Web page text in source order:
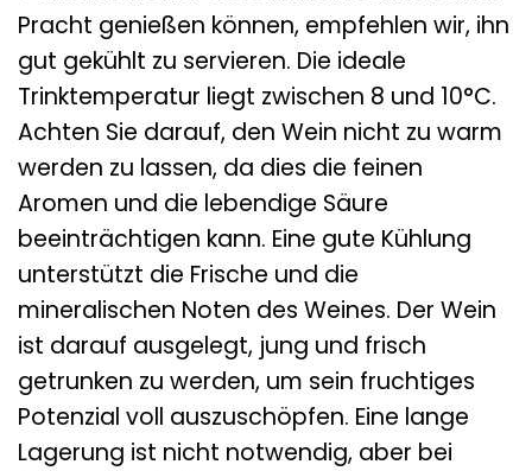
Pracht genießen können, empfehlen wir, ihn
gut gekühlt zu servieren. Die ideale
Trinktemperatur liegt zwischen 8 und 10°C.
Achten Sie darauf, den Wein nicht zu warm
werden zu lassen, da dies die feinen
Aromen und die lebendige Säure
beeinträchtigen kann. Eine gute Kühlung
unterstützt die Frische und die
mineralischen Noten des Weines. Der Wein
ist darauf ausgelegt, jung und frisch
getrunken zu werden, um sein fruchtiges
Potenzial voll auszuschöpfen. Eine lange
Lagerung ist nicht notwendig, aber bei